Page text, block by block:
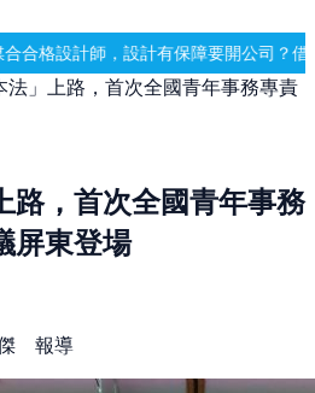
司？借址登記・公司設立・工商登記一
法」上路，首次全國青年事務專責
路，首次全國青年事務
屏東登場
傑 報導